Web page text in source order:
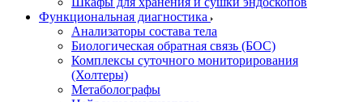
Функциональная диагностика
Анализаторы состава тела
Биологическая обратная связь (БОС)
Комплексы суточного мониторирования
(Холтеры)
Метаболографы